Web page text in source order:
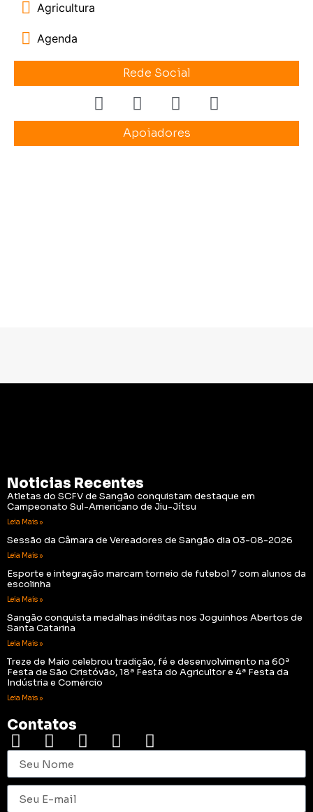
Agricultura
Agenda
Rede Social
Apoiadores
Noticias Recentes
Atletas do SCFV de Sangão conquistam destaque em
Campeonato Sul-Americano de Jiu-Jítsu
Leia Mais »
Sessão da Câmara de Vereadores de Sangão dia 03-08-2026
Leia Mais »
Esporte e integração marcam torneio de futebol 7 com alunos da
escolinha
Leia Mais »
Sangão conquista medalhas inéditas nos Joguinhos Abertos de
Santa Catarina
Leia Mais »
Treze de Maio celebrou tradição, fé e desenvolvimento na 60ª
Festa de São Cristóvão, 18ª Festa do Agricultor e 4ª Festa da
Indústria e Comércio
Leia Mais »
Contatos